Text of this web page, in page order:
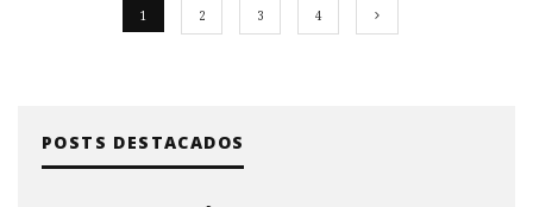
1 2 3 4
POSTS DESTACADOS